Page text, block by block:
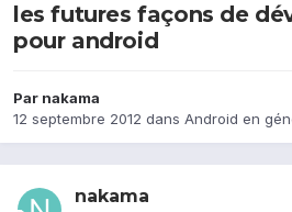
les futures façons de
pour android
Par nakama
12 septembre 2012 dans Android en
nakama